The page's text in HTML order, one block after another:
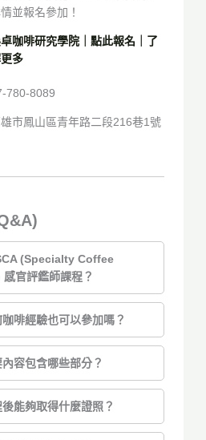
並報名參加！
咖啡研究學院｜點此報名｜了
多
780-8089
市鳳山區青年路二段216巷1號
(Specialty Coffee
官評鑑師課程？
啡經驗也可以參加嗎？
容包含哪些部分？
能夠取得什麼證照？